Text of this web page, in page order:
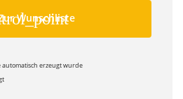
Wunschliste
automatisch erzeugt wurde